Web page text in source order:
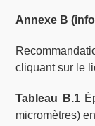
Annexe B
cliquant sur le
Tableau B.1
micromètres)